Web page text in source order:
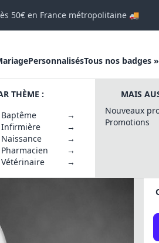
50€ en France métropolitaine 🚚
PersonnalisésTous nos badges »
THÈME :
Baptême
→
Infirmière
→
Naissance
→
Pharmacien
→
Vétérinaire →
MAIS
Nouveaux
Promotions